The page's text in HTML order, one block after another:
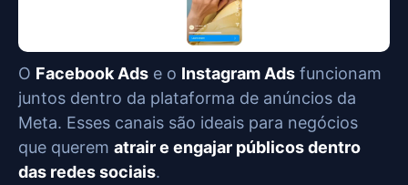
O Facebook Ads e o Instagram Ads funcionam
juntos dentro da plataforma de anúncios da
Meta. Esses canais são ideais para negócios
que querem atrair e engajar públicos dentro
das redes sociais.